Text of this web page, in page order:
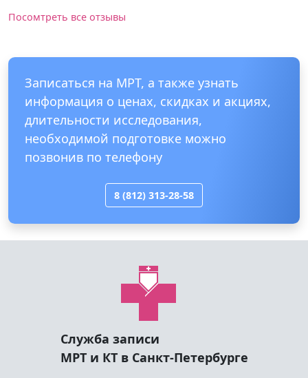
Посомтреть все отзывы
Записаться на МРТ, а также узнать
информация о ценах, скидках и акциях,
длительности исследования,
необходимой подготовке можно
позвонив по телефону
8 (812) 313-28-58
Служба записи
МРТ и КТ в Санкт-Петербурге